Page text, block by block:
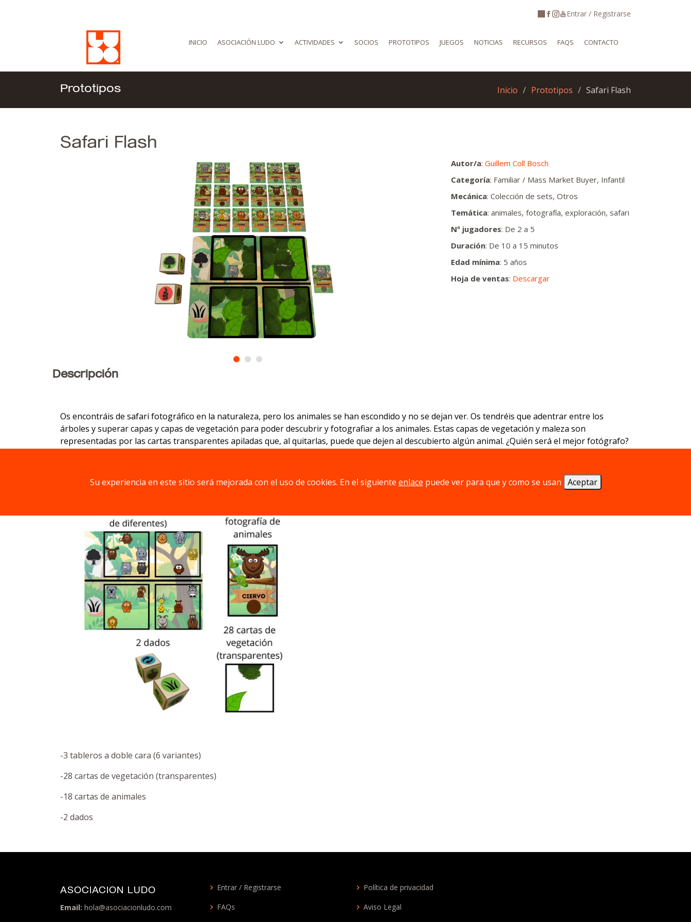
Entrar / Registrarse
INICIO ASOCIACIÓN LUDO ACTIVIDADES SOCIOS PROTOTIPOS JUEGOS NOTICIAS RECURSOS FAQS CONTACTO
Prototipos Inicio Prototipos Safari Flash
Safari Flash
Autor/a: Guillem Coll Bosch
Categoría: Familiar / Mass Market Buyer, Infantil
Mecánica: Colección de sets, Otros
Temática: animales, fotografía, exploración, safari
Nº jugadores: De 2 a 5
Duración: De 10 a 15 minutos
Edad mínima: 5 años
Hoja de ventas: Descargar
Descripción
Os encontráis de safari fotográfico en la naturaleza, pero los animales se han escondido y no se dejan ver. Os tendréis que adentrar entre los
árboles y superar capas y capas de vegetación para poder descubrir y fotografiar a los animales. Estas capas de vegetación y maleza son
representadas por las cartas transparentes apiladas que, al quitarlas, puede que dejen al descubierto algún animal. ¿Quién será el mejor fotógrafo?
-3 tableros a doble cara (6 variantes)
-28 cartas de vegetación (transparentes)
-18 cartas de animales
-2 dados
ASOCIACION LUDO
Email: hola@asociacionludo.com
Entrar / Registrarse
FAQs
Política de privacidad
Aviso Legal
Su experiencia en este sitio será mejorada con el uso de cookies. En el siguiente enlace puede ver para que y como se usan Aceptar